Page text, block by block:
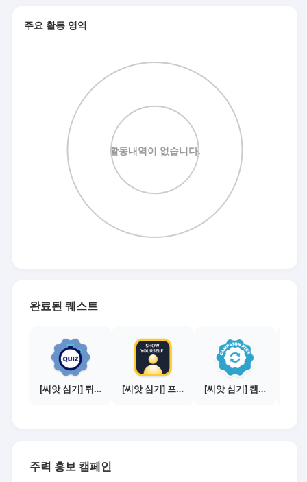
주요 활동 영역
완료된 퀘스트
[씨앗 심기] 퀴즈 참여하기 [씨앗 심기] 프로필 사진 등록하기 [씨앗 심기] 캠페인 전환하기
주력 홍보 캠페인